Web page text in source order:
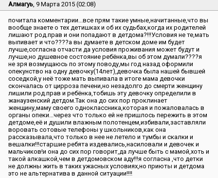
Алмагуь, 9 Марта 2015 (02:08)
почитала комментарии...все прям такие умные,начитанные,что вы
вообще знаете о тех детишках и об их судьбах,когда их родителей
лишают род.прав и они попадают в детдома?!!!Условия не те,мать
выпивает и что????а вы думаете в детском доме им будет
лучше,согласна отчасти да условия проживания может будут и
лучше,но душевное состояние ребёнка,вы об этом думали????я
не зря возмущаюсь по этому поводу,мы год назад оформили
опекунство на одну девочку(14лет),девочка была нашей бывшей
соседкой,у неё тоже мать выпивала в итоге мама девочки
скончалась от цирроза печени,но незадолго до смерти женщину
лишили род.прав и ребёнка,тобишь эту девочку определили в
жанаузенский детдом.Так она до сих пор проклинает
женщину,маму своего одноклассника,которая и пожаловалась в
органы опеки...через что только ей не пришлось пережить в этом
детдоме,её и душили влажным полотенцем,избивали,заставляли
воровать сотовые телефоны у школьников,как она
рассказывала,что только в нее не летело и тумбы и скалки и
вешалки!!!старшие ребята издевались,насиловали и девочек и
мальчиков!и она до сих пор говорит,да лучше быть с мамой,хоть и
такой алкашкой,чем в детдомовском аду!!!я согласна ,что детки
не должны жить в таких ужасных условиях,но приюты и детдома
это не альтернатива в данной ситуации!!!!